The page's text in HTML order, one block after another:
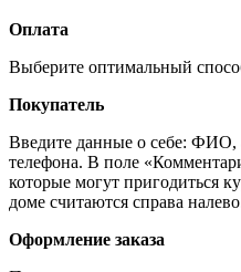
Оплата
Выберите оптимальный
Покупатель
Введите данные о себе: ФИО,
телефона. В поле
которые могут пригодиться
доме считаются справа
Оформление заказа